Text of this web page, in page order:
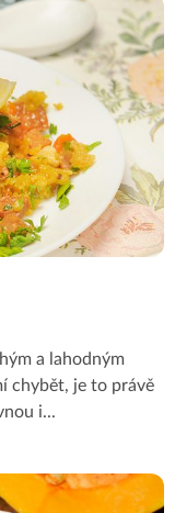
a lahodným
chybět, je to právě
i...